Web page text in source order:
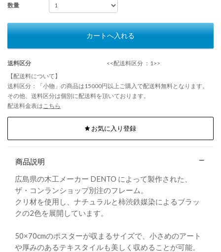
数量
カートへ入れる
送料区分
<<配送料区分 ：1>>
【配送料について】
送料区分：「小物」の商品は15000円以上ご購入で配送料無料となります。
その他、送料区分は個別に配送料を頂いております。
配送料金表は こちら
お気に入り登録
商品説明
広島県の木工メーカー DENTO によって製作された、
ザ・コンランショップ別注のフレーム。
クリ材を使用し、ナチュラルと柿渋鉄媒染によるブラッ
クの2色を展開しています。
50×70cmのポスターが収まるサイズで、小さめのアート
や厚みのあるテキスタイルも美しく収めることが可能。